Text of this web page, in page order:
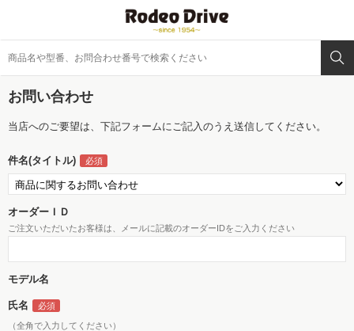
お問い合わせ
当店へのご要望は、下記フォームにご記入のうえ送信してください。
件名(タイトル)
オーダーＩＤ
ご注文いただいたお客様は、メールに記載のオーダーIDをご入力ください
モデル名
氏名
（全角で入力してください）